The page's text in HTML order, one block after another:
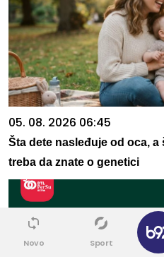
05. 08. 2026 06:45
Šta dete nasleđuje od oca,
treba da znate o genetici
Novo Sport
✕